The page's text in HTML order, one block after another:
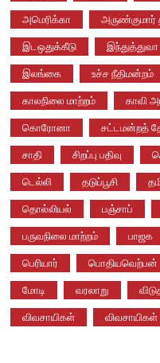
அமெரிக்கா அருண்குமார்
இடஒதுக்கீடு இந்துத்துவா
இலங்கை உச்ச நீதிமன்றம்
காலநிலை மாற்றம் காவி
கொரோனா சட்டமன்றத்
சாதி சிறப்பு பதிவு
டெல்லி தடுப்பூசி
தொல்லியல் பஞ்சாப்
பருவநிலை மாற்றம் பாஜக
பெரியார் பொதியவெற்பன்
மோடி வரலாறு
விவசாயிகள்